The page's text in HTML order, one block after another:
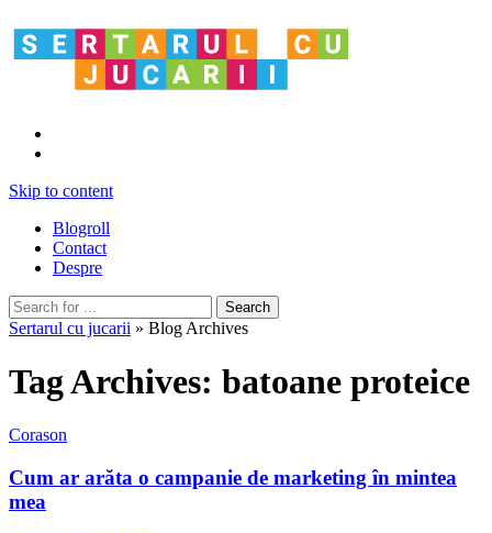
Skip to content
Blogroll
Contact
Despre
Sertarul cu jucarii » Blog Archives
Tag Archives: batoane proteice
Corason
Cum ar arăta o campanie de marketing în mintea
mea